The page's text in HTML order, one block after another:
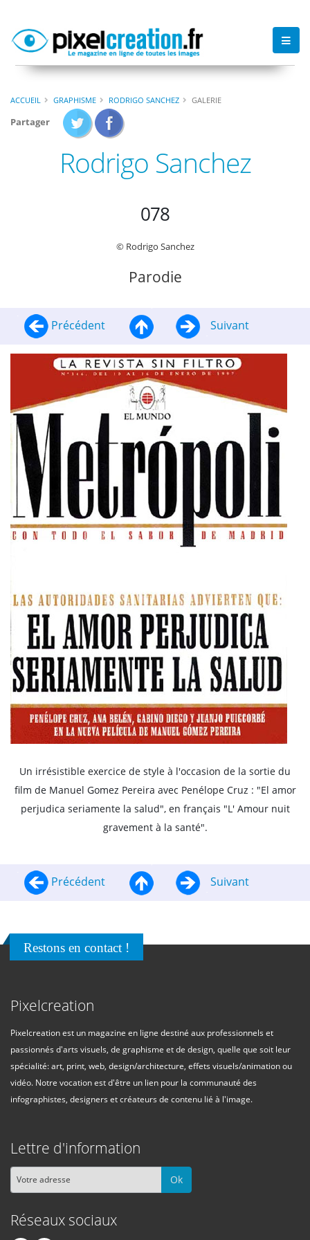
ACCUEIL GRAPHISME RODRIGO SANCHEZ GALERIE
Partager
Rodrigo Sanchez
078
© Rodrigo Sanchez
Parodie
Précédent Suivant
Un irrésistible exercice de style à l'occasion de la sortie du
film de Manuel Gomez Pereira avec Penélope Cruz : "El amor
perjudica seriamente la salud", en français "L' Amour nuit
gravement à la santé".
Précédent Suivant
Restons en contact !
Pixelcreation
Pixelcreation est un magazine en ligne destiné aux professionnels et
passionnés d'arts visuels, de graphisme et de design, quelle que soit leur
spécialité: art, print, web, design/architecture, effets visuels/animation ou
vidéo. Notre vocation est d'être un lien pour la communauté des
infographistes, designers et créateurs de contenu lié à l'image.
Lettre d'information
Ok
Réseaux sociaux